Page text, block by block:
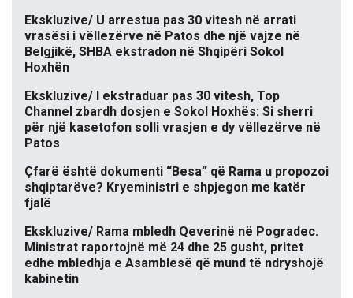
Ekskluzive/ U arrestua pas 30 vitesh në arrati
vrasësi i vëllezërve në Patos dhe një vajze në
Belgjikë, SHBA ekstradon në Shqipëri Sokol
Hoxhën
Ekskluzive/ I ekstraduar pas 30 vitesh, Top
Channel zbardh dosjen e Sokol Hoxhës: Si sherri
për një kasetofon solli vrasjen e dy vëllezërve në
Patos
Çfarë është dokumenti “Besa” që Rama u propozoi
shqiptarëve? Kryeministri e shpjegon me katër
fjalë
Ekskluzive/ Rama mbledh Qeverinë në Pogradec.
Ministrat raportojnë më 24 dhe 25 gusht, pritet
edhe mbledhja e Asamblesë që mund të ndryshojë
kabinetin